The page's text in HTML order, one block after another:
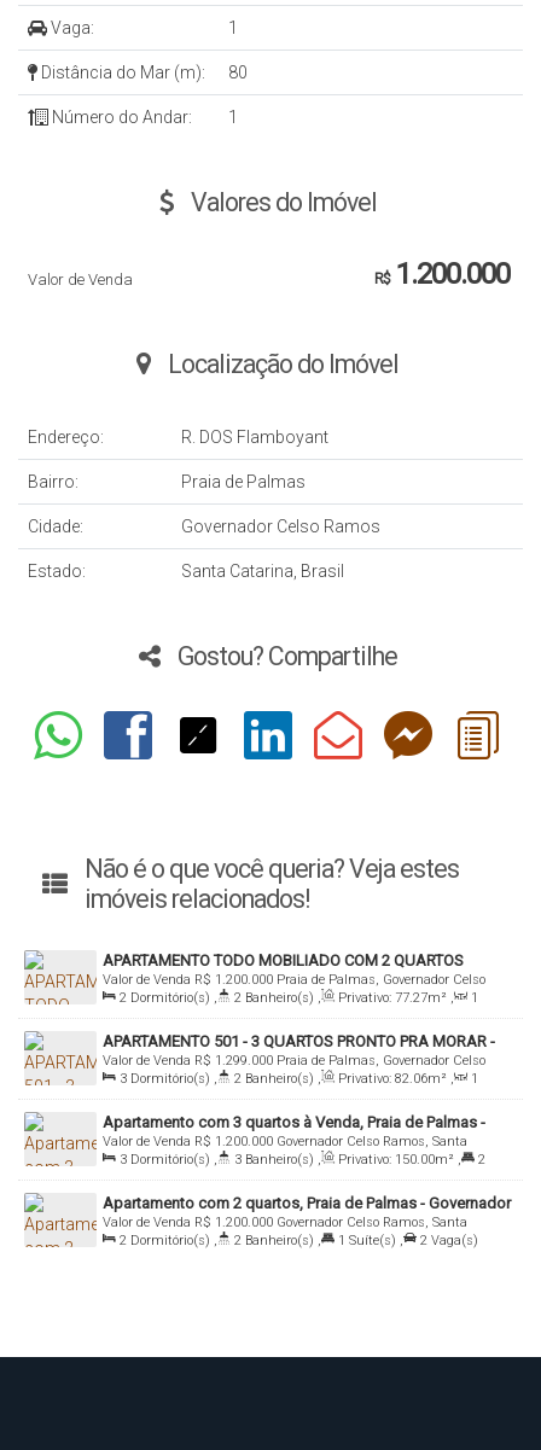
Vaga: 1
Distância do Mar (m): 80
Número do Andar: 1
Valores do Imóvel
R$1.200.000
Valor de Venda
Localização do Imóvel
Endereço: R. DOS Flamboyant
Bairro: Praia de Palmas
Cidade: Governador Celso Ramos
Estado: Santa Catarina, Brasil
Gostou? Compartilhe
Não é o que você queria? Veja estes
imóveis relacionados!
APARTAMENTO TODO MOBILIADO COM 2 QUARTOS
PRÓXIMO A PRAIA DE PALMAS A VENDA
R$ 1.200.000
Valor de Venda
Praia de Palmas, Governador Celso
Ramos, Santa Catarina, Brasil
2 Dormitório(s) , 2 Banheiro(s) , Privativo: 77.27m² ,
1
Sala(s) , 1 Suíte(s) , Total: 138.45m² , 2 Vaga(s) ,
200m
Distância do Mar , Útil: 77.27m²
APARTAMENTO 501 - 3 QUARTOS PRONTO PRA MORAR -
ILHA DI CAPRI RESIDENCE
R$ 1.299.000
Valor de Venda
Praia de Palmas, Governador Celso
Ramos, Santa Catarina, Brasil
3 Dormitório(s) , 2 Banheiro(s) , Privativo: 82.06m² ,
1
Sala(s) , 1 Suíte(s) , 1 Vaga(s)
Apartamento com 3 quartos à Venda, Praia de Palmas -
Governador Celso Ramos
R$ 1.200.000
Valor de Venda
Governador Celso Ramos, Santa
Catarina, Brasil
3 Dormitório(s) , 3 Banheiro(s) , Privativo: 150.00m² ,
2
Suíte(s) , 2 Vaga(s)
Apartamento com 2 quartos, Praia de Palmas - Governador
Celso Ramos R$ 1.200.000
Valor de Venda
Governador Celso Ramos, Santa
Catarina, Brasil
2 Dormitório(s) , 2 Banheiro(s) , 1 Suíte(s) , 2 Vaga(s)